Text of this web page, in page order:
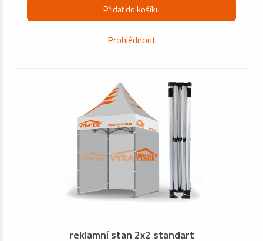
Přidat do košíku
Prohlédnout
reklamní stan 2x2 standart